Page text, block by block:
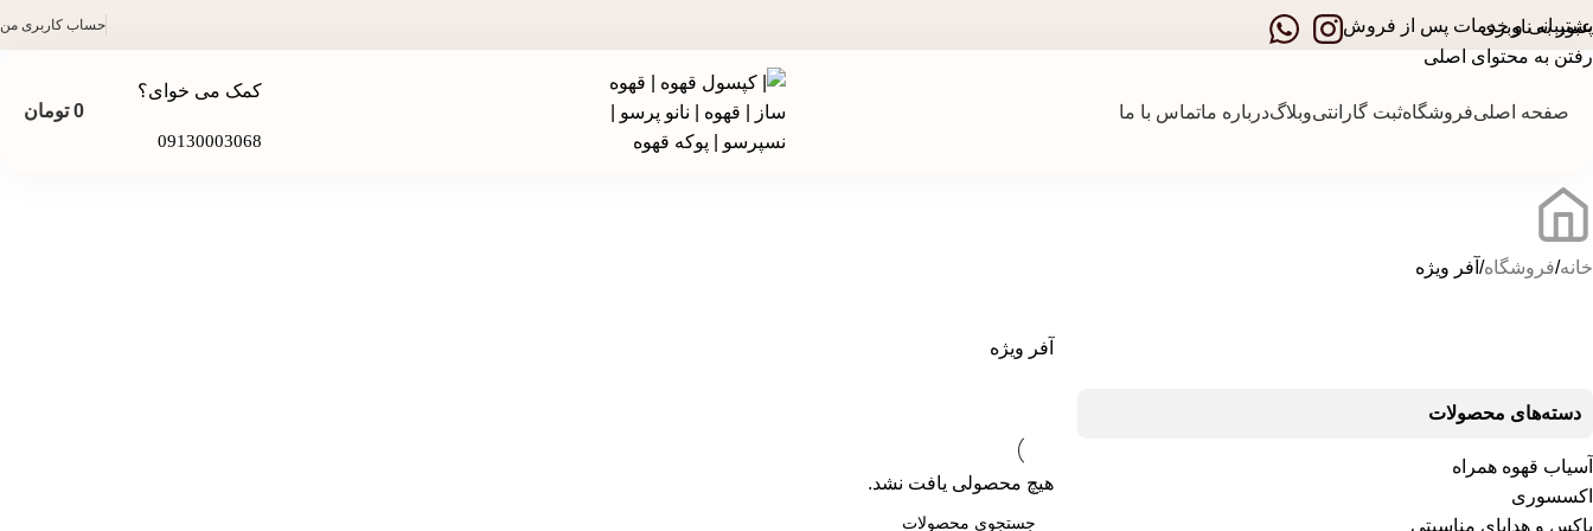
عبور به ناوبری
رفتن به محتوای اصلی
پشتیبانی و خدمات پس از فروش حساب کاربری من
صفحه اصلیفروشگاهثبت گارانتیوبلاگدرباره ماتماس با ما
کمک می خوای؟
09130003068
0 تومان
خانه فروشگاه آفر ویژه
دسته‌های محصولات
آسیاب قهوه همراه
اکسسوری
باکس و هدایای مناسبتی
آفر ویژه
هیچ محصولی یافت نشد.